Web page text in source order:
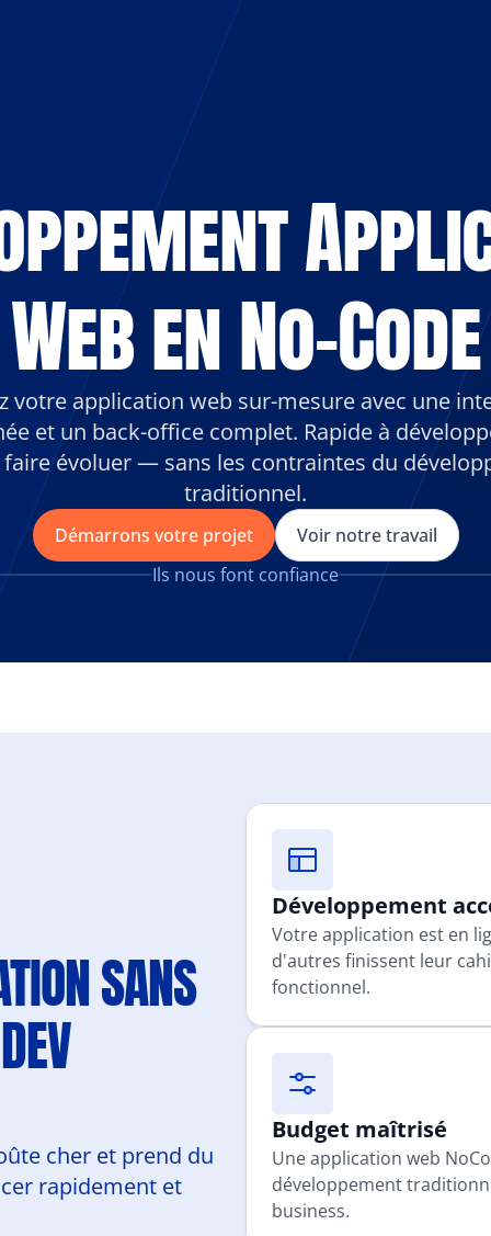
Web en No-Code
votre application web sur-mesure avec une
et un back-office complet. Rapide à
faire évoluer — sans les contraintes du
traditionnel.
Démarrons votre projet
Voir notre travail
Ils nous font confiance
SANS
cher et prend du
rapidement et
Développement
Votre application est en
d'autres finissent leur
fonctionnel.
Budget maîtrisé
Une application web
développement
business.